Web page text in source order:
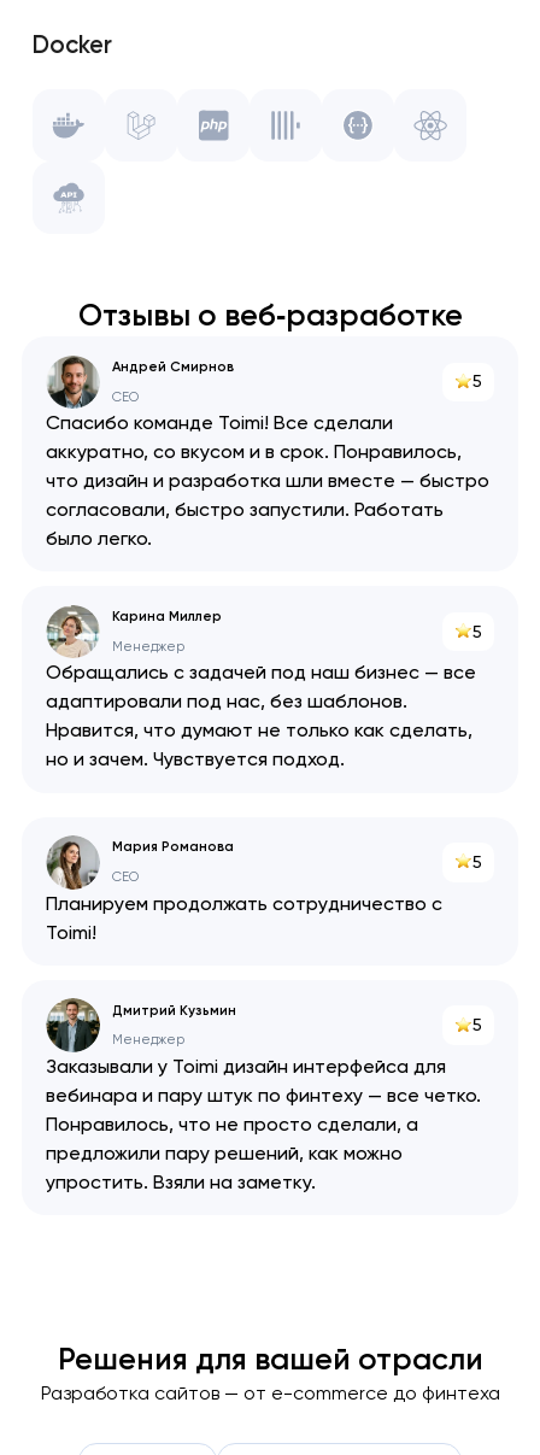
Gulp.js
Vue.js
WebPack
Docker
ClickHouse
API
Отзывы о веб‑разработке
Андрей Смирнов
CEO
5
Спасибо команде Toimi! Все сделали
аккуратно, со вкусом и в срок. Понравилось,
что дизайн и разработка шли вместе — быстро
согласовали, быстро запустили. Работать
было легко.
Карина Миллер
Менеджер
5
Обращались с задачей под наш бизнес — все
адаптировали под нас, без шаблонов.
Нравится, что думают не только как сделать,
но и зачем. Чувствуется подход.
Мария Романова
CEO
5
Планируем продолжать сотрудничество с
Toimi!
Дмитрий Кузьмин
Менеджер
5
Заказывали у Toimi дизайн интерфейса для
вебинара и пару штук по финтеху — все четко.
Понравилось, что не просто сделали, а
предложили пару решений, как можно
упростить. Взяли на заметку.
Решения для вашей отрасли
Разработка сайтов — от e-commerce до финтеха